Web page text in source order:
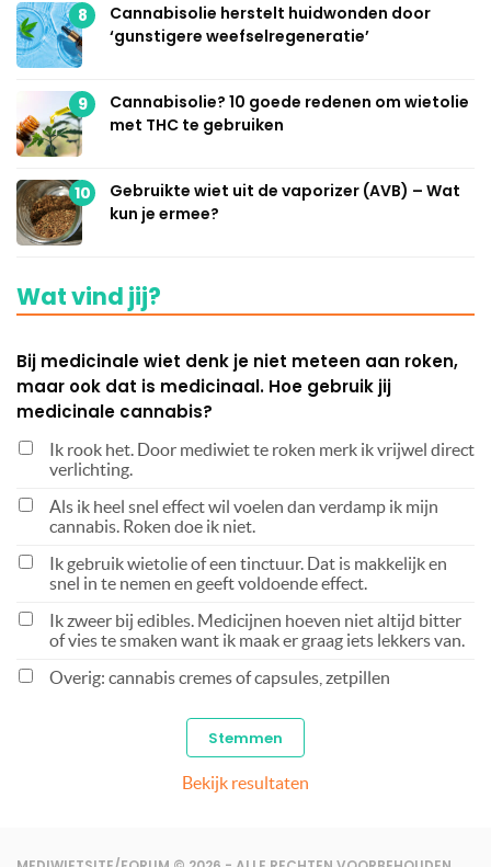
8
Cannabisolie herstelt huidwonden door
‘gunstigere weefselregeneratie’
9
Cannabisolie? 10 goede redenen om wietolie
met THC te gebruiken
10
Gebruikte wiet uit de vaporizer (AVB) – Wat
kun je ermee?
Wat vind jij?
Bij medicinale wiet denk je niet meteen aan roken,
maar ook dat is medicinaal. Hoe gebruik jij
medicinale cannabis?
Ik rook het. Door mediwiet te roken merk ik vrijwel direct
verlichting.
Als ik heel snel effect wil voelen dan verdamp ik mijn
cannabis. Roken doe ik niet.
Ik gebruik wietolie of een tinctuur. Dat is makkelijk en
snel in te nemen en geeft voldoende effect.
Ik zweer bij edibles. Medicijnen hoeven niet altijd bitter
of vies te smaken want ik maak er graag iets lekkers van.
Overig: cannabis cremes of capsules, zetpillen
Bekijk resultaten